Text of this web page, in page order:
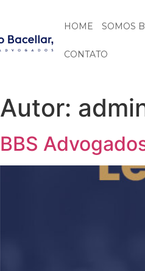
HOME SOMOS
CONTATO
Autor:
BBS